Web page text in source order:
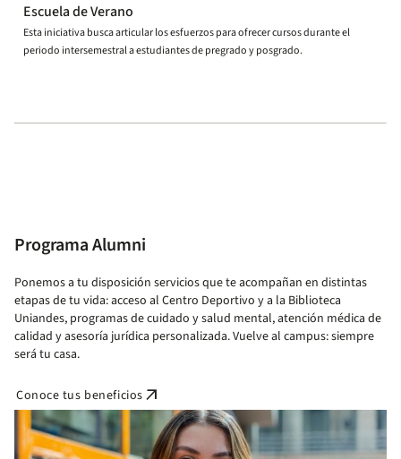
Escuela de Verano
Esta iniciativa busca articular los esfuerzos para ofrecer cursos durante el
periodo intersemestral a estudiantes de pregrado y posgrado.
Programa Alumni
Ponemos a tu disposición servicios que te acompañan en distintas
etapas de tu vida: acceso al Centro Deportivo y a la Biblioteca
Uniandes, programas de cuidado y salud mental, atención médica de
calidad y asesoría jurídica personalizada. Vuelve al campus: siempre
será tu casa.
Conoce tus beneficios arrow_outward